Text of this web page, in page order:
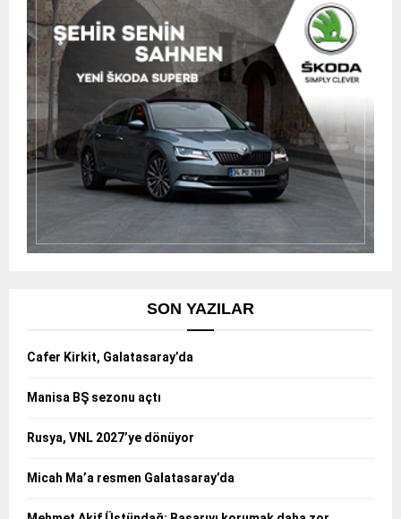
SON YAZILAR
Cafer Kirkit, Galatasaray’da
Manisa BŞ sezonu açtı
Rusya, VNL 2027’ye dönüyor
Micah Ma’a resmen Galatasaray’da